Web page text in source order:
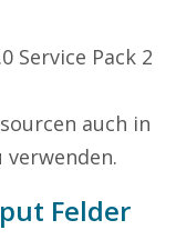
Service Pack 2
auch in
verwenden.
Felder